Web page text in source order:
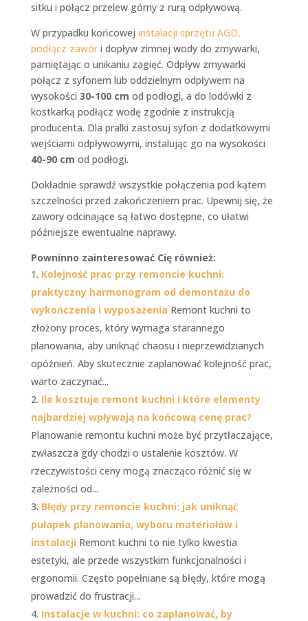
sitku i połącz przelew górny z rurą odpływową.
W przypadku końcowej instalacji sprzętu AGD,
podłącz zawóri dopływ zimnej wody do zmywarki,
pamiętając o unikaniu zagięć. Odpływ zmywarki
połącz z syfonem lub oddzielnym odpływem na
wysokości 30-100 cm od podłogi, a do lodówki z
kostkarką podłącz wodę zgodnie z instrukcją
producenta. Dla pralki zastosuj syfon z dodatkowymi
wejściami odpływowymi, instalując go na wysokości
40-90 cm od podłogi.
Dokładnie sprawdź wszystkie połączenia pod kątem
szczelności przed zakończeniem prac. Upewnij się, że
zawory odcinające są łatwo dostępne, co ułatwi
późniejsze ewentualne naprawy.
Powninno zainteresować Cię również:
Kolejność prac przy remoncie kuchni:
praktyczny harmonogram od demontażu do
wykończenia i wyposażenia Remont kuchni to
złożony proces, który wymaga starannego
planowania, aby uniknąć chaosu i nieprzewidzianych
opóźnień. Aby skutecznie zaplanować kolejność prac,
warto zaczynać...
Ile kosztuje remont kuchni i które elementy
najbardziej wpływają na końcową cenę prac?
Planowanie remontu kuchni może być przytłaczające,
zwłaszcza gdy chodzi o ustalenie kosztów. W
rzeczywistości ceny mogą znacząco różnić się w
zależności od...
Błędy przy remoncie kuchni: jak uniknąć
pułapek planowania, wyboru materiałów i
instalacji Remont kuchni to nie tylko kwestia
estetyki, ale przede wszystkim funkcjonalności i
ergonomii. Często popełniane są błędy, które mogą
prowadzić do frustracji...
Instalacje w kuchni: co zaplanować, by